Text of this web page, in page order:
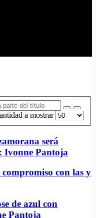
a mostrar
será
Ivonne Pantoja
con las y
de azul con
Pantoja